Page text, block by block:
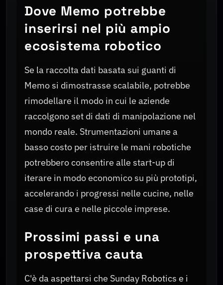
Dove Memo potrebbe
inserirsi nel più ampio
ecosistema robotico
Se la raccolta dati basata sui guanti di
Memo si dimostrasse scalabile, potrebbe
rimodellare il modo in cui le aziende
raccolgono set di dati di manipolazione nel
mondo reale. Strumentazioni umane a
basso costo per istruire le mani robotiche
potrebbero consentire alle start-up di
iterare in modo economico su più prototipi,
accelerando i progressi nelle cucine, nelle
case di cura e nelle piccole imprese.
Prossimi passi e una
prospettiva cauta
C'è da aspettarsi che Sunday Robotics e i